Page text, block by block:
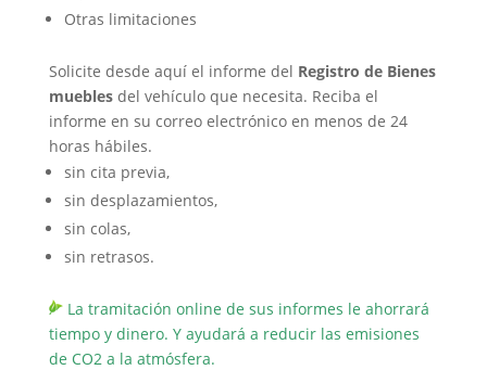
Otras limitaciones
Solicite desde aquí el informe del Registro de Bienes
mueblesdel vehículo que necesita. Reciba el
informe en su correo electrónico en menos de 24
horas hábiles.
sin cita previa,
sin desplazamientos,
sin colas,
sin retrasos.
La tramitación online de sus informes le ahorrará
tiempo y dinero. Y ayudará a reducir las emisiones
de CO2 a la atmósfera.